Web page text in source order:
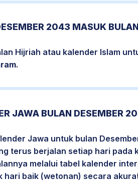
2043 MASUK
Hijriah atau kalender Islam
.
JAWA BULAN DESEMBER
Jawa untuk bulan
terus berjalan setiap hari
melalui tabel kalender
hari baik (wetonan) secara